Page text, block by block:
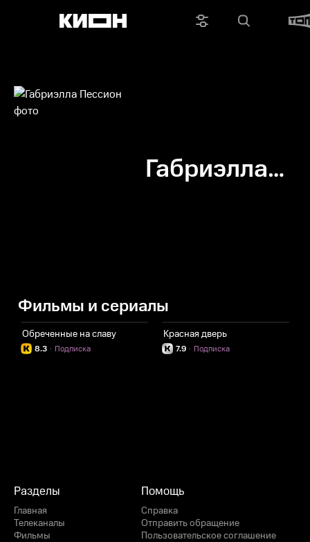
Габриэлла
Фильмы и сериалы
Обреченные на славу
8.3 Подписка
·
Красная дверь
7.9 Подписка
·
Разделы
Главная
Телеканалы
Фильмы
Помощь
Справка
Отправить обращение
Пользовательское соглашение